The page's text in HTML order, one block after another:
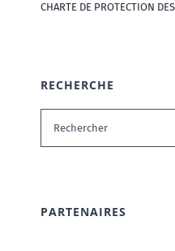
CHARTE DE PROTECTION
RECHERCHE
Rechercher:
PARTENAIRES